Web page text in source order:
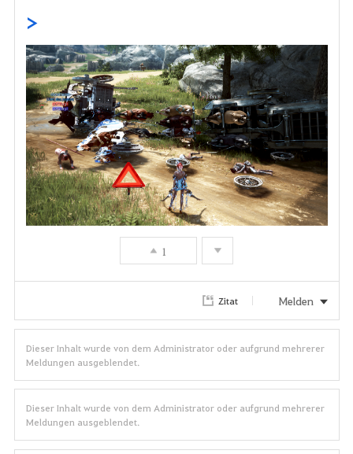
>
1
Zitat Melden
Dieser Inhalt wurde von dem Administrator oder aufgrund mehrerer
Meldungen ausgeblendet.
Dieser Inhalt wurde von dem Administrator oder aufgrund mehrerer
Meldungen ausgeblendet.